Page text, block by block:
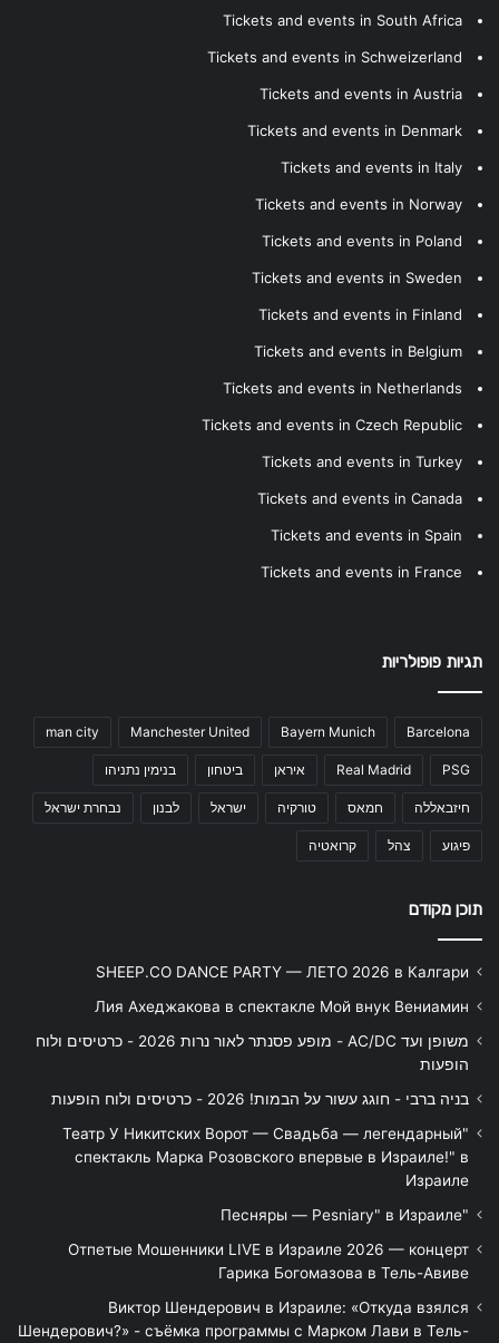
Tickets and events in South Africa
Tickets and events in Schweizerland
Tickets and events in Austria
Tickets and events in Denmark
Tickets and events in Italy
Tickets and events in Norway
Tickets and events in Poland
Tickets and events in Sweden
Tickets and events in Finland
Tickets and events in Belgium
Tickets and events in Netherlands
Tickets and events in Czech Republic
Tickets and events in Turkey
Tickets and events in Canada
Tickets and events in Spain
Tickets and events in France
תגיות פופולריות
Barcelona
Bayern Munich
Manchester United
man city
PSG
Real Madrid איראן ביטחון בנימין נתניהו
חיזבאללה חמאס טורקיה ישראל לבנון נבחרת ישראל
פיגוע צהל קרואטיה
תוכן מקודם
SHEEP.CO DANCE PARTY — ЛЕТО 2026 в Калгари
Лия Ахеджакова в спектакле Мой внук Вениамин
משופן ועד AC/DC - מופע פסנתר לאור נרות 2026 - כרטיסים ולוח
הופעות
בניה ברבי - חוגג עשור על הבמות! 2026 - כרטיסים ולוח הופעות
"Театр У Никитских Ворот — Свадьба — легендарный
спектакль Марка Розовского впервые в Израиле!" в
Израиле
"Песняры — Pesniary" в Израиле
Отпетые Мошенники LIVE в Израиле 2026 — концерт
Гарика Богомазова в Тель-Авиве
Виктор Шендерович в Израиле: «Откуда взялся
Шендерович?» - съёмка программы с Марком Лави в Тель-